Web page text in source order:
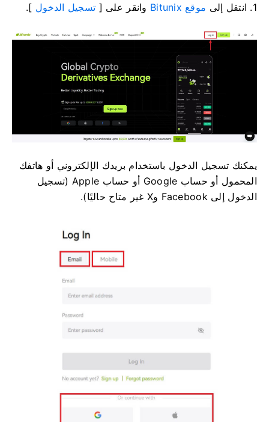
1. انتقل إلى موقع Bitunix وانقر على [ تسجيل الدخول ].
يمكنك تسجيل الدخول باستخدام بريدك الإلكتروني أو هاتفك
المحمول أو حساب Google أو حساب Apple (تسجيل
الدخول إلى Facebook وX غير متاح حاليًا).